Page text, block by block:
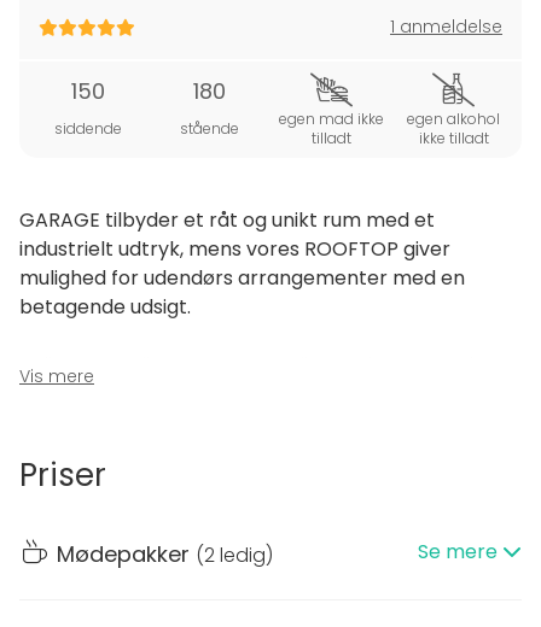
1 anmeldelse
150
siddende
180
stående
egen mad ikke
tilladt
egen alkohol
ikke tilladt
GARAGE tilbyder et råt og unikt rum med et
industrielt udtryk, mens vores ROOFTOP giver
mulighed for udendørs arrangementer med en
betagende udsigt.
Velkommen til GARAGE – et unikt og charmerende
lokale med rå æstetik og masser af atmosfære,
intim siddende middag, kan GARAGE tilpasses jeres
begivenhed. Den historiske bygning, der oprindeligt
stammer fra 1950’erne og fungerede som et
Vis mere
Priser
Mødepakker (2 ledig) Se mere